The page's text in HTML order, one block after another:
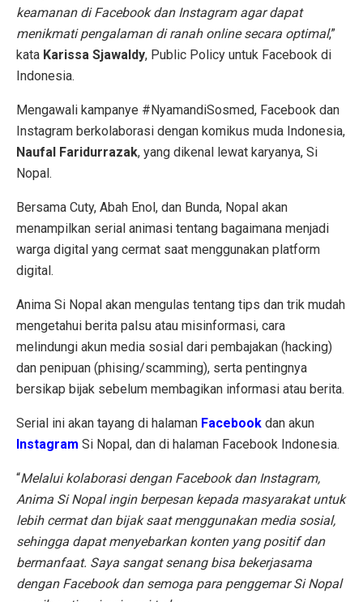
keamanan di Facebook dan Instagram agar dapat
menikmati pengalaman di ranah online secara optimal,”
kata Karissa Sjawaldy, Public Policy untuk Facebook di
Indonesia.
Mengawali kampanye #NyamandiSosmed, Facebook dan
Instagram berkolaborasi dengan komikus muda Indonesia,
Naufal Faridurrazak, yang dikenal lewat karyanya, Si
Nopal.
Bersama Cuty, Abah Enol, dan Bunda, Nopal akan
menampilkan serial animasi tentang bagaimana menjadi
warga digital yang cermat saat menggunakan platform
digital.
Anima Si Nopal akan mengulas tentang tips dan trik mudah
mengetahui berita palsu atau misinformasi, cara
melindungi akun media sosial dari pembajakan (hacking)
dan penipuan (phising/scamming), serta pentingnya
bersikap bijak sebelum membagikan informasi atau berita.
Serial ini akan tayang di halaman Facebook dan akun
Instagram Si Nopal, dan di halaman Facebook Indonesia.
“Melalui kolaborasi dengan Facebook dan Instagram,
Anima Si Nopal ingin berpesan kepada masyarakat untuk
lebih cermat dan bijak saat menggunakan media sosial,
sehingga dapat menyebarkan konten yang positif dan
bermanfaat. Saya sangat senang bisa bekerjasama
dengan Facebook dan semoga para penggemar Si Nopal